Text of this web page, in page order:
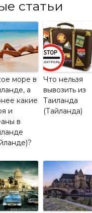
статьи
море в
а
какие
и
в
Что нельзя
вывозить из
Таиланда
(Тайланда)